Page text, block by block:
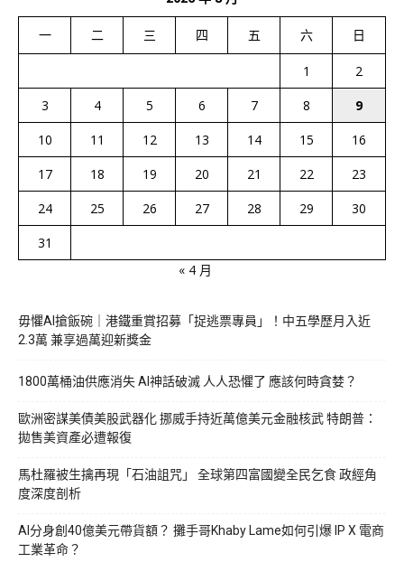
一 二 三 四 五 六 日
1
2
3
4 5 6 7 8
9
10
11 12 13 14 15
16
17
18 19 20 21 22
23
24
25 26 27 28 29
30
31
« 4 月
毋懼AI搶飯碗｜港鐵重賞招募「捉逃票專員」！中五學歷月入近
2.3萬 兼享過萬迎新獎金
1800萬桶油供應消失 AI神話破滅 人人恐懼了 應該何時貪婪？
歐洲密謀美債美股武器化 挪威手持近萬億美元金融核武 特朗普：
拋售美資產必遭報復
馬杜羅被生擒再現「石油詛咒」 全球第四富國變全民乞食 政經角
度深度剖析
AI分身創40億美元帶貨額？ 攤手哥Khaby Lame如何引爆 IP X 電商
工業革命？